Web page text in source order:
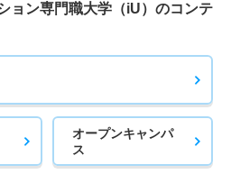
ョン専門職大学（iU）のコンテ
オープンキャンパ
ス